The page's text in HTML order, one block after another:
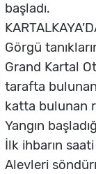
başladı.
Görgü
Grand Kartal
tarafta
katta bulunan
Yangın
İlk ihbarın
Alevleri